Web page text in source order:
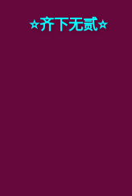
⭐️齐下无贰⭐️